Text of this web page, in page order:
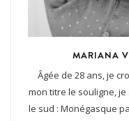
MARIANA
Âgée de 28 ans, je
mon titre le souligne,
le sud : Monégasque